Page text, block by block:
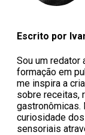
Escrito por
Sou um redator
formação em
me inspira a
sobre receitas,
gastronômicas.
curiosidade
sensoriais